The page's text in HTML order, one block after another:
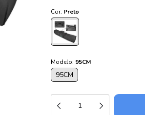
Cor: Preto
Modelo: 95CM
95CM